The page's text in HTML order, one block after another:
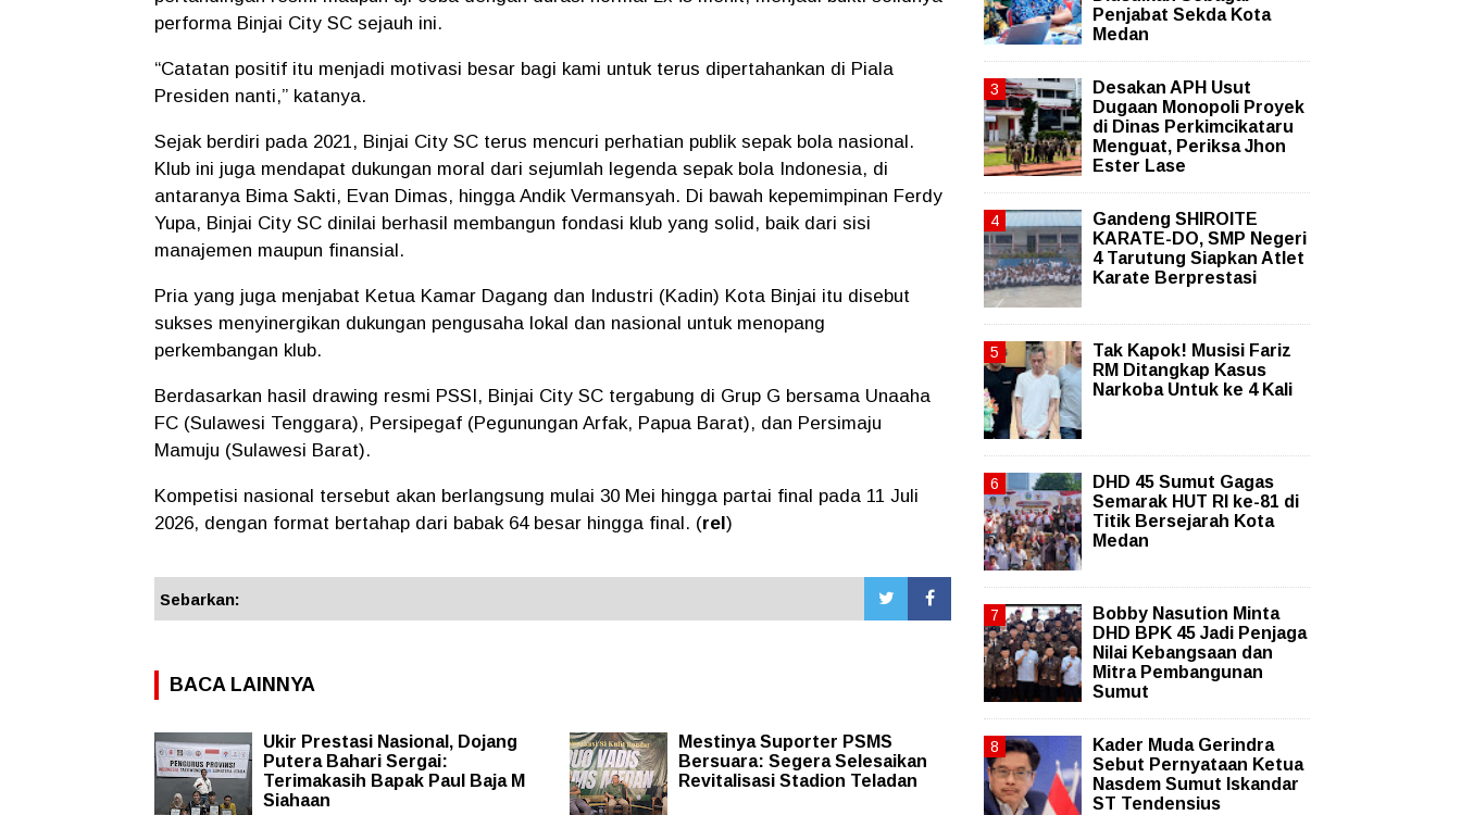
performa Binjai City SC sejauh ini.
“Catatan positif itu menjadi motivasi besar bagi kami untuk terus dipertahankan di Piala
Presiden nanti,” katanya.
Sejak berdiri pada 2021, Binjai City SC terus mencuri perhatian publik sepak bola nasional.
Klub ini juga mendapat dukungan moral dari sejumlah legenda sepak bola Indonesia, di
antaranya Bima Sakti, Evan Dimas, hingga Andik Vermansyah. Di bawah kepemimpinan Ferdy
Yupa, Binjai City SC dinilai berhasil membangun fondasi klub yang solid, baik dari sisi
manajemen maupun finansial.
Pria yang juga menjabat Ketua Kamar Dagang dan Industri (Kadin) Kota Binjai itu disebut
sukses menyinergikan dukungan pengusaha lokal dan nasional untuk menopang
perkembangan klub.
Berdasarkan hasil drawing resmi PSSI, Binjai City SC tergabung di Grup G bersama Unaaha
FC (Sulawesi Tenggara), Persipegaf (Pegunungan Arfak, Papua Barat), dan Persimaju
Mamuju (Sulawesi Barat).
Kompetisi nasional tersebut akan berlangsung mulai 30 Mei hingga partai final pada 11 Juli
2026, dengan format bertahap dari babak 64 besar hingga final. (rel )
Sebarkan:
BACA LAINNYA
Ukir Prestasi Nasional, Dojang
Putera Bahari Sergai:
Terimakasih Bapak Paul Baja M
Siahaan
Mestinya Suporter PSMS
Bersuara: Segera Selesaikan
Revitalisasi Stadion Teladan
Penjabat Sekda Kota
Medan
Desakan APH Usut
Dugaan Monopoli Proyek
di Dinas Perkimcikataru
Menguat, Periksa Jhon
Ester Lase
Gandeng SHIROITE
KARATE-DO, SMP Negeri
4 Tarutung Siapkan Atlet
Karate Berprestasi
Tak Kapok! Musisi Fariz
RM Ditangkap Kasus
Narkoba Untuk ke 4 Kali
DHD 45 Sumut Gagas
Semarak HUT RI ke-81 di
Titik Bersejarah Kota
Medan
Bobby Nasution Minta
DHD BPK 45 Jadi Penjaga
Nilai Kebangsaan dan
Mitra Pembangunan
Sumut
Kader Muda Gerindra
Sebut Pernyataan Ketua
Nasdem Sumut Iskandar
ST Tendensius